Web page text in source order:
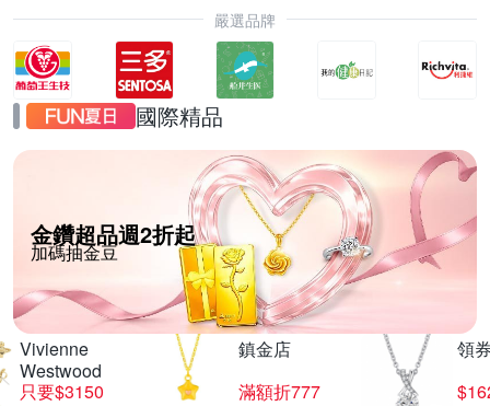
嚴選品牌
國際精品
金鑽超品週2折起
加碼抽金豆
Vivienne
Westwood
只要$3150
鎮金店
滿額折777
領